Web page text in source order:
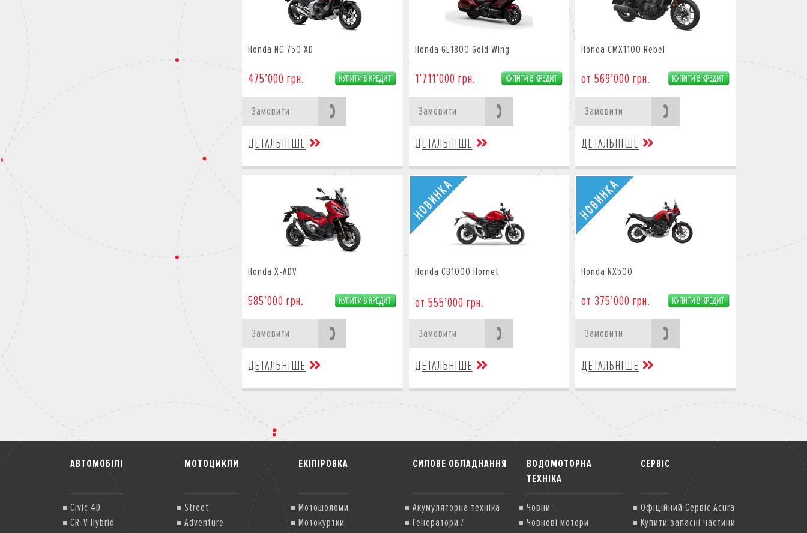
Honda NC 750 XD
475’000 грн.
Замовити
ДЕТАЛЬНІШЕ
Honda GL1800 Gold Wing
1’711’000 грн.
Замовити
ДЕТАЛЬНІШЕ
Honda CMX1100 Rebel
от 569’000 грн.
Замовити
ДЕТАЛЬНІШЕ
Honda X-ADV
585’000 грн.
Замовити
ДЕТАЛЬНІШЕ
Honda CB1000 Hornet
от 555’000 грн.
Замовити
ДЕТАЛЬНІШЕ
Honda NX500
от 375’000 грн.
Замовити
ДЕТАЛЬНІШЕ
АВТОМОБІЛІ
Civic 4D
CR-V Hybrid
МОТОЦИКЛИ
Street
Adventure
ЕКІПІРОВКА
Мотошоломи
Мотокуртки
СИЛОВЕ ОБЛАДНАННЯ
Акумуляторна техніка
Генератори /
ВОДОМОТОРНА
ТЕХНІКА
Човни
Човнові мотори
СЕРВІС
Офіційний Сервіс Acura
Купити запасні частини